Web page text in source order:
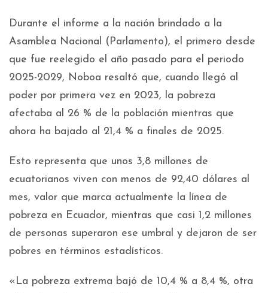
Durante el informe a la nación brindado a la
Asamblea Nacional (Parlamento), el primero desde
que fue reelegido el año pasado para el periodo
2025-2029, Noboa resaltó que, cuando llegó al
poder por primera vez en 2023, la pobreza
afectaba al 26 % de la población mientras que
ahora ha bajado al 21,4 % a finales de 2025.
Esto representa que unos 3,8 millones de
ecuatorianos viven con menos de 92,40 dólares al
mes, valor que marca actualmente la línea de
pobreza en Ecuador, mientras que casi 1,2 millones
de personas superaron ese umbral y dejaron de ser
pobres en términos estadísticos.
«La pobreza extrema bajó de 10,4 % a 8,4 %, otra